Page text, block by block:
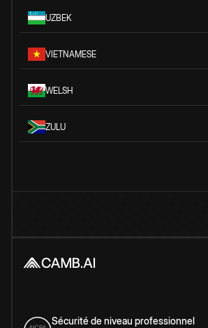
UZBEK
VIETNAMESE
WELSH
ZULU
Sécurité de niveau professionnel